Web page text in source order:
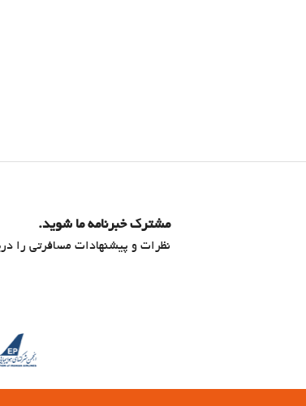
مشترک خبرنامه ما شوید.
نظرات و پیشنهادات مسافرتی را